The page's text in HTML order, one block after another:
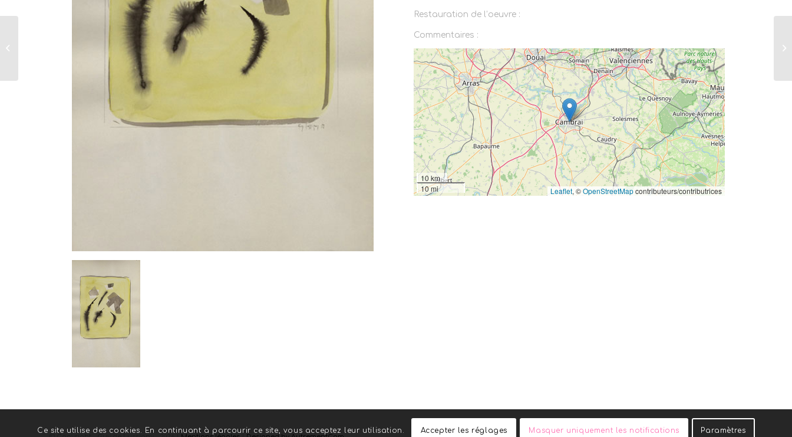
Restauration de l’oeuvre :
Commentaires :
10 km
10 mi
Leaflet, ©OpenStreetMapcontributeurs/contributrices
Ce site utilise des cookies. En continuant à parcourir ce site, vous acceptez leur utilisation. Accepter les réglages Masquer uniquement les notifications Paramètres